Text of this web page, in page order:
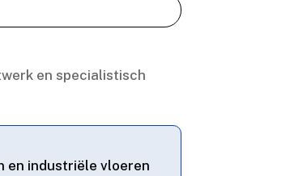
en specialistisch
en industriële vloeren